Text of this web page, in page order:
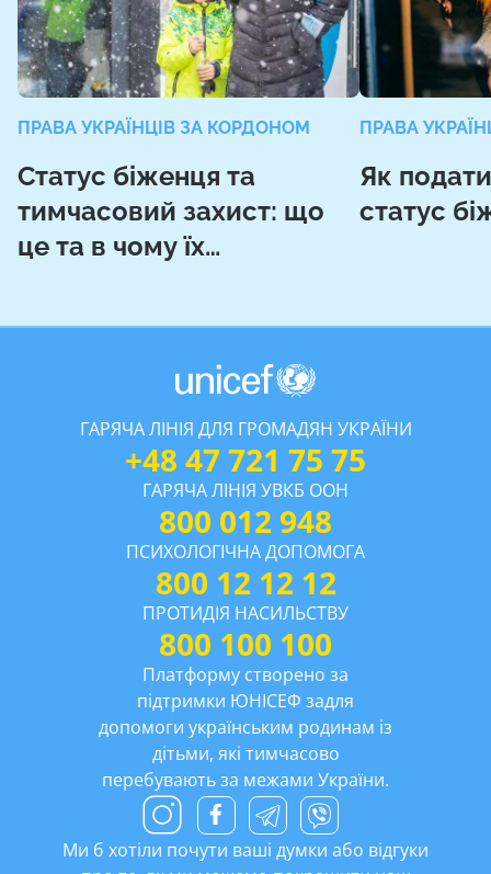
ПРАВА УКРАЇНЦІВ ЗА КОРДОНОМ
Статус біженця та
тимчасовий захист: що
це та в чому їх
ПРАВА
Як
статус
ГАРЯЧА ЛІНІЯ ДЛЯ ГРОМАДЯН УКРАЇНИ
+48 47 721 75 75
ГАРЯЧА ЛІНІЯ УВКБ ООН
800 012 948
ПСИХОЛОГІЧНА ДОПОМОГА
800 12 12 12
ПРОТИДІЯ НАСИЛЬСТВУ
800 100 100
Платформу створено за
підтримки ЮНІСЕФ задля
допомоги українським родинам із
дітьми, які тимчасово
перебувають за межами України.
Ми б хотіли почути ваші думки або відгуки